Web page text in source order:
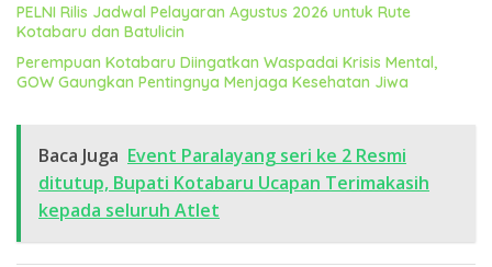
PELNI Rilis Jadwal Pelayaran Agustus 2026 untuk Rute
Kotabaru dan Batulicin
Perempuan Kotabaru Diingatkan Waspadai Krisis Mental,
GOW Gaungkan Pentingnya Menjaga Kesehatan Jiwa
Baca Juga Event Paralayang seri ke 2 Resmi
ditutup, Bupati Kotabaru Ucapan Terimakasih
kepada seluruh Atlet